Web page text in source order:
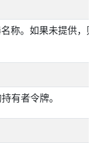
称。如果未提供，则
有者令牌。